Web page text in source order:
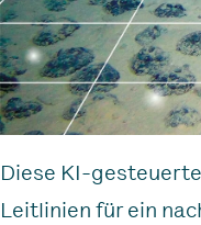
Diese KI-
Leitlinien für ein